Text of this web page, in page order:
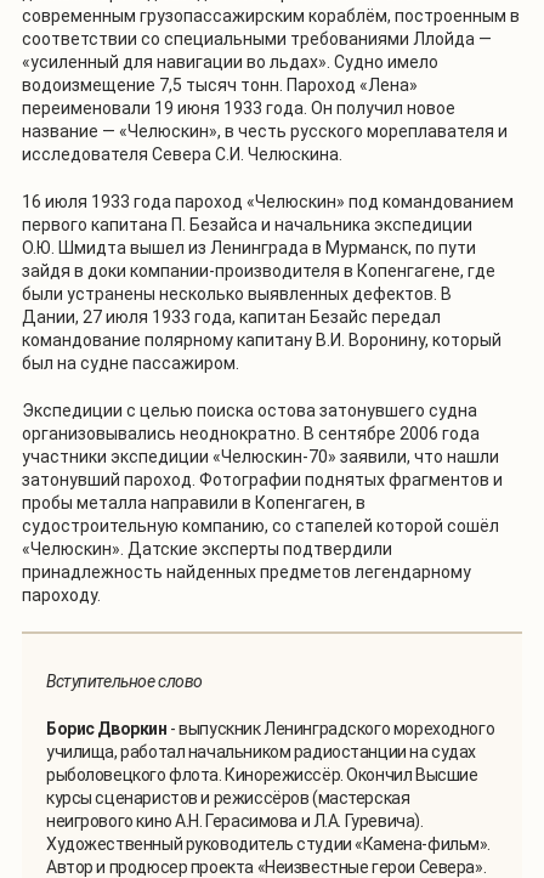
современным грузопассажирским кораблём, построенным в
соответствии со специальными требованиями Ллойда —
«усиленный для навигации во льдах». Судно имело
водоизмещение 7,5 тысяч тонн. Пароход «Лена»
переименовали 19 июня 1933 года. Он получил новое
название — «Челюскин», в честь русского мореплавателя и
исследователя Севера С.И. Челюскина.
16 июля 1933 года пароход «Челюскин» под командованием
первого капитана П. Безайса и начальника экспедиции
О.Ю. Шмидта вышел из Ленинграда в Мурманск, по пути
зайдя в доки компании-производителя в Копенгагене, где
были устранены несколько выявленных дефектов. В
Дании, 27 июля 1933 года, капитан Безайс передал
командование полярному капитану В.И. Воронину, который
был на судне пассажиром.
Экспедиции с целью поиска остова затонувшего судна
организовывались неоднократно. В сентябре 2006 года
участники экспедиции «Челюскин-70» заявили, что нашли
затонувший пароход. Фотографии поднятых фрагментов и
пробы металла направили в Копенгаген, в
судостроительную компанию, со стапелей которой сошёл
«Челюскин». Датские эксперты подтвердили
принадлежность найденных предметов легендарному
пароходу.
Вступительное слово
Борис Дворкин - выпускник Ленинградского мореходного
училища, работал начальником радиостанции на судах
рыболовецкого флота. Кинорежиссёр. Окончил Высшие
курсы сценаристов и режиссёров (мастерская
неигрового кино А.Н. Герасимова и Л.А. Гуревича).
Художественный руководитель студии «Камена-фильм».
Автор и продюсер проекта «Неизвестные герои Севера».